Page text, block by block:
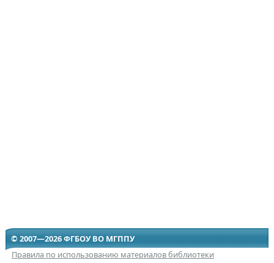
© 2007—2026 ФГБОУ ВО МГППУ
Правила по использованию материалов библиотеки